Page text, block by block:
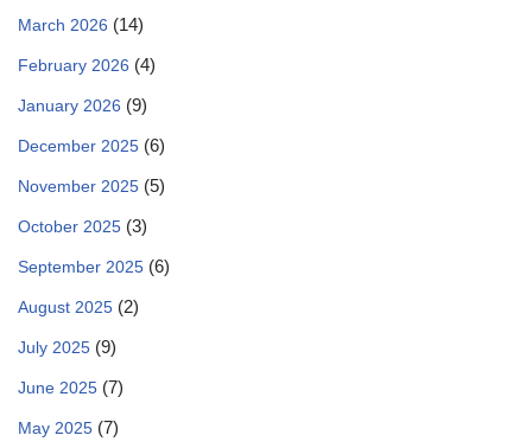
March 2026 (14)
February 2026 (4)
January 2026 (9)
December 2025 (6)
November 2025 (5)
October 2025 (3)
September 2025 (6)
August 2025 (2)
July 2025 (9)
June 2025 (7)
May 2025 (7)